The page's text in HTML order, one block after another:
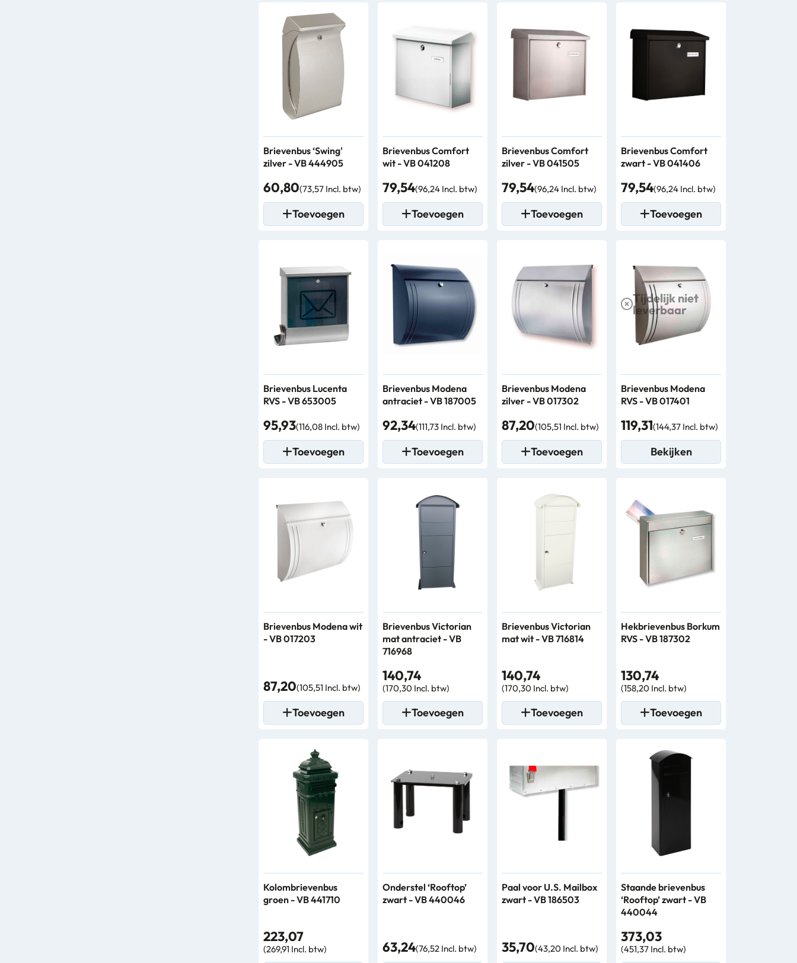
Brievenbus ‘Swing'
zilver - VB 444905
60,80(73,57 Incl. btw)
Toevoegen
Brievenbus Comfort
wit - VB 041208
79,54(96,24 Incl. btw)
Toevoegen
Brievenbus Comfort
zilver - VB 041505
79,54(96,24 Incl. btw)
Toevoegen
Brievenbus Comfort
zwart - VB 041406
79,54(96,24 Incl. btw)
Toevoegen
Brievenbus Lucenta
RVS - VB 653005
95,93(116,08 Incl. btw)
Toevoegen
Brievenbus Modena
antraciet - VB 187005
92,34(111,73 Incl. btw)
Toevoegen
Brievenbus Modena
zilver - VB 017302
87,20(105,51 Incl. btw)
Toevoegen
Tijdelijk niet
leverbaar
Brievenbus Modena
RVS - VB 017401
119,31(144,37 Incl. btw)
Bekijken
Brievenbus Modena wit
- VB 017203
87,20(105,51 Incl. btw)
Toevoegen
Brievenbus Victorian
mat antraciet - VB
716968
140,74
(170,30 Incl. btw)
Toevoegen
Brievenbus Victorian
mat wit - VB 716814
140,74
(170,30 Incl. btw)
Toevoegen
Hekbrievenbus Borkum
RVS - VB 187302
130,74
(158,20 Incl. btw)
Toevoegen
Kolombrievenbus
groen - VB 441710
223,07
(269,91 Incl. btw)
Onderstel ‘Rooftop’
zwart - VB 440046
63,24(76,52 Incl. btw)
Paal voor U.S. Mailbox
zwart - VB 186503
35,70(43,20 Incl. btw)
Staande brievenbus
‘Rooftop’ zwart - VB
440044
373,03
(451,37 Incl. btw)